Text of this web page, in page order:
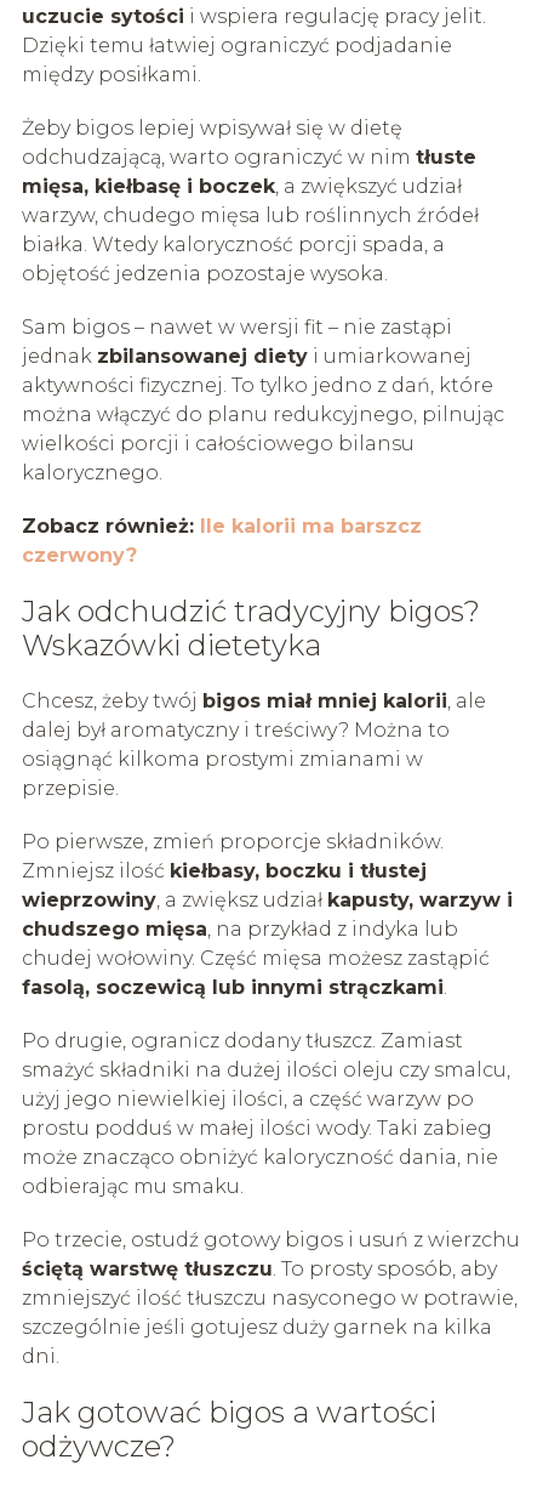
uczucie sytości i wspiera regulację pracy jelit.
Dzięki temu łatwiej ograniczyć podjadanie
między posiłkami.
Żeby bigos lepiej wpisywał się w dietę
odchudzającą, warto ograniczyć w nim tłuste
mięsa, kiełbasę i boczek, a zwiększyć udział
warzyw, chudego mięsa lub roślinnych źródeł
białka. Wtedy kaloryczność porcji spada, a
objętość jedzenia pozostaje wysoka.
Sam bigos – nawet w wersji fit – nie zastąpi
jednak zbilansowanej dietyi umiarkowanej
aktywności fizycznej. To tylko jedno z dań, które
można włączyć do planu redukcyjnego, pilnując
wielkości porcji i całościowego bilansu
kalorycznego.
Zobacz również: Ile kalorii ma barszcz
czerwony?
Jak odchudzić tradycyjny bigos?
Wskazówki dietetyka
Chcesz, żeby twój bigos miał mniej kalorii, ale
dalej był aromatyczny i treściwy? Można to
osiągnąć kilkoma prostymi zmianami w
przepisie.
Po pierwsze, zmień proporcje składników.
Zmniejsz ilość kiełbasy, boczku i tłustej
wieprzowiny, a zwiększ udział kapusty, warzyw i
chudszego mięsa, na przykład z indyka lub
chudej wołowiny. Część mięsa możesz zastąpić
fasolą, soczewicą lub innymi strączkami.
Po drugie, ogranicz dodany tłuszcz. Zamiast
smażyć składniki na dużej ilości oleju czy smalcu,
użyj jego niewielkiej ilości, a część warzyw po
prostu podduś w małej ilości wody. Taki zabieg
może znacząco obniżyć kaloryczność dania, nie
odbierając mu smaku.
Po trzecie, ostudź gotowy bigos i usuń z wierzchu
ściętą warstwę tłuszczu. To prosty sposób, aby
zmniejszyć ilość tłuszczu nasyconego w potrawie,
szczególnie jeśli gotujesz duży garnek na kilka
dni.
Jak gotować bigos a wartości
odżywcze?